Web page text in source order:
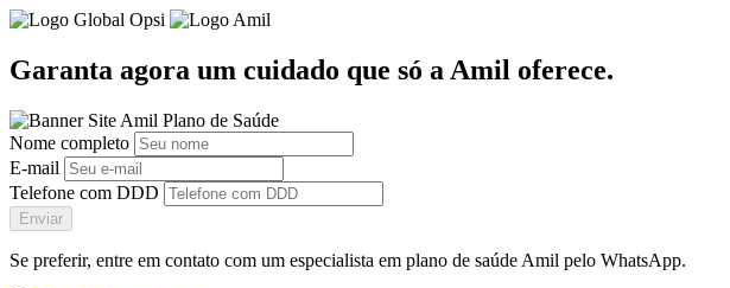
Garanta agora um cuidado que só a Amil oferece.
Nome completo
E-mail
Telefone com DDD
Enviar
Se preferir, entre em contato com um especialista em plano de saúde Amil pelo WhatsApp.